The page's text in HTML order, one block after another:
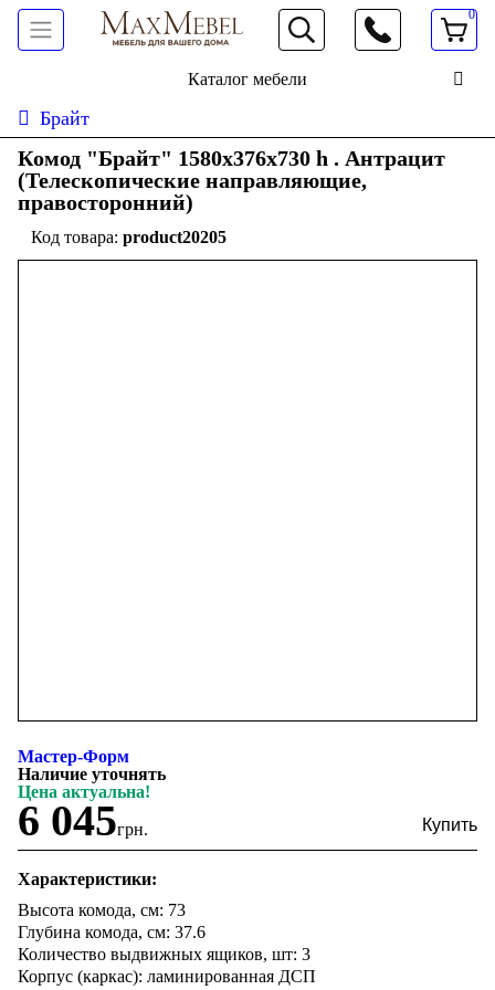
066 472 19 61
0
Каталог мебели
Брайт
Комод "Брайт" 1580х376х730 h . Антрацит
(Телескопические направляющие,
правосторонний)
product20205
Мастер-Форм
Наличие уточнять
Цена актуальна!
6 045грн.
Характеристики:
Высота комода, см: 73
Глубина комода, см: 37.6
Количество выдвижных ящиков, шт: 3
Корпус (каркас): ламинированная ДСП